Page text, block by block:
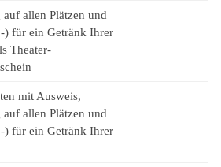
auf allen Plätzen und
) für ein Getränk Ihrer
Theater-
mit Ausweis,
auf allen Plätzen und
) für ein Getränk Ihrer